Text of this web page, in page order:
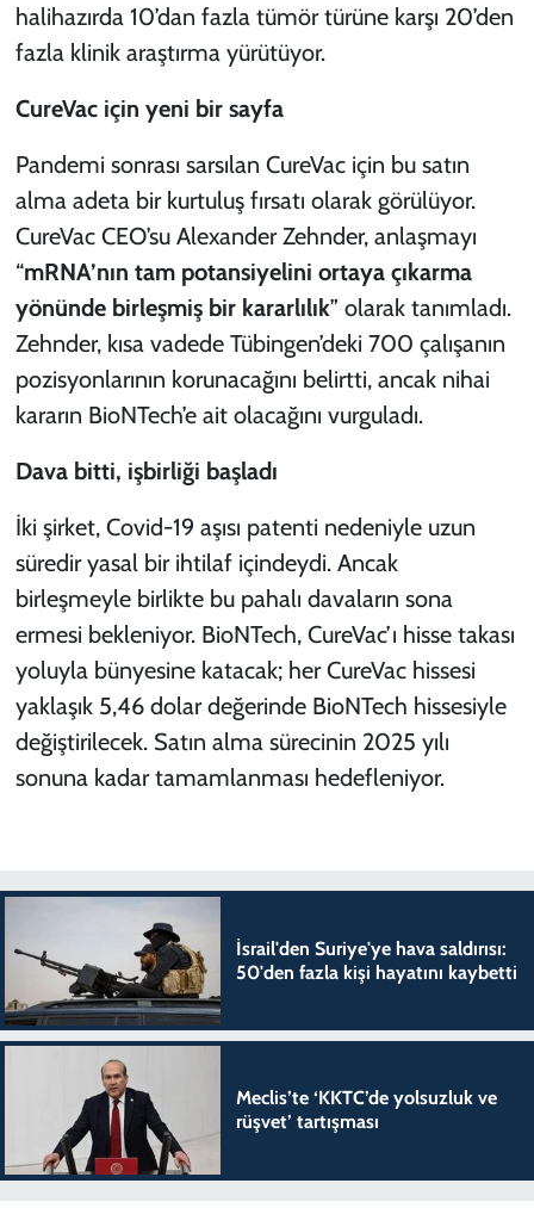
halihazırda 10’dan fazla tümör türüne karşı 20’den
fazla klinik araştırma yürütüyor.
CureVac için yeni bir sayfa
Pandemi sonrası sarsılan CureVac için bu satın
alma adeta bir kurtuluş fırsatı olarak görülüyor.
CureVac CEO’su Alexander Zehnder, anlaşmayı
“mRNA’nın tam potansiyelini ortaya çıkarma
yönünde birleşmiş bir kararlılık” olarak tanımladı.
Zehnder, kısa vadede Tübingen’deki 700 çalışanın
pozisyonlarının korunacağını belirtti, ancak nihai
kararın BioNTech’e ait olacağını vurguladı.
Dava bitti, işbirliği başladı
İki şirket, Covid-19 aşısı patenti nedeniyle uzun
süredir yasal bir ihtilaf içindeydi. Ancak
birleşmeyle birlikte bu pahalı davaların sona
ermesi bekleniyor. BioNTech, CureVac’ı hisse takası
yoluyla bünyesine katacak; her CureVac hissesi
yaklaşık 5,46 dolar değerinde BioNTech hissesiyle
değiştirilecek. Satın alma sürecinin 2025 yılı
sonuna kadar tamamlanması hedefleniyor.
İsrail'den Suriye'ye hava saldırısı:
50'den fazla kişi hayatını kaybetti
Meclis’te ‘KKTC’de yolsuzluk ve
rüşvet’ tartışması